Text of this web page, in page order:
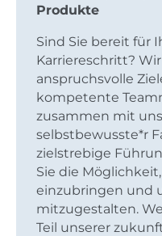
Produkte
Sind Sie bereit für
Karriereschritt?
anspruchsvolle
kompetente
zusammen mit
selbstbewusste*r
zielstrebige
Sie die
einzubringen und
mitzugestalten.
Teil unserer